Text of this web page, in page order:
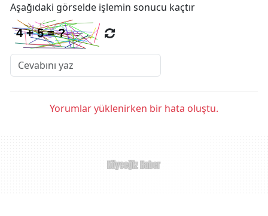
Aşağıdaki görselde işlemin sonucu kaçtır
Yorumlar yüklenirken bir hata oluştu.